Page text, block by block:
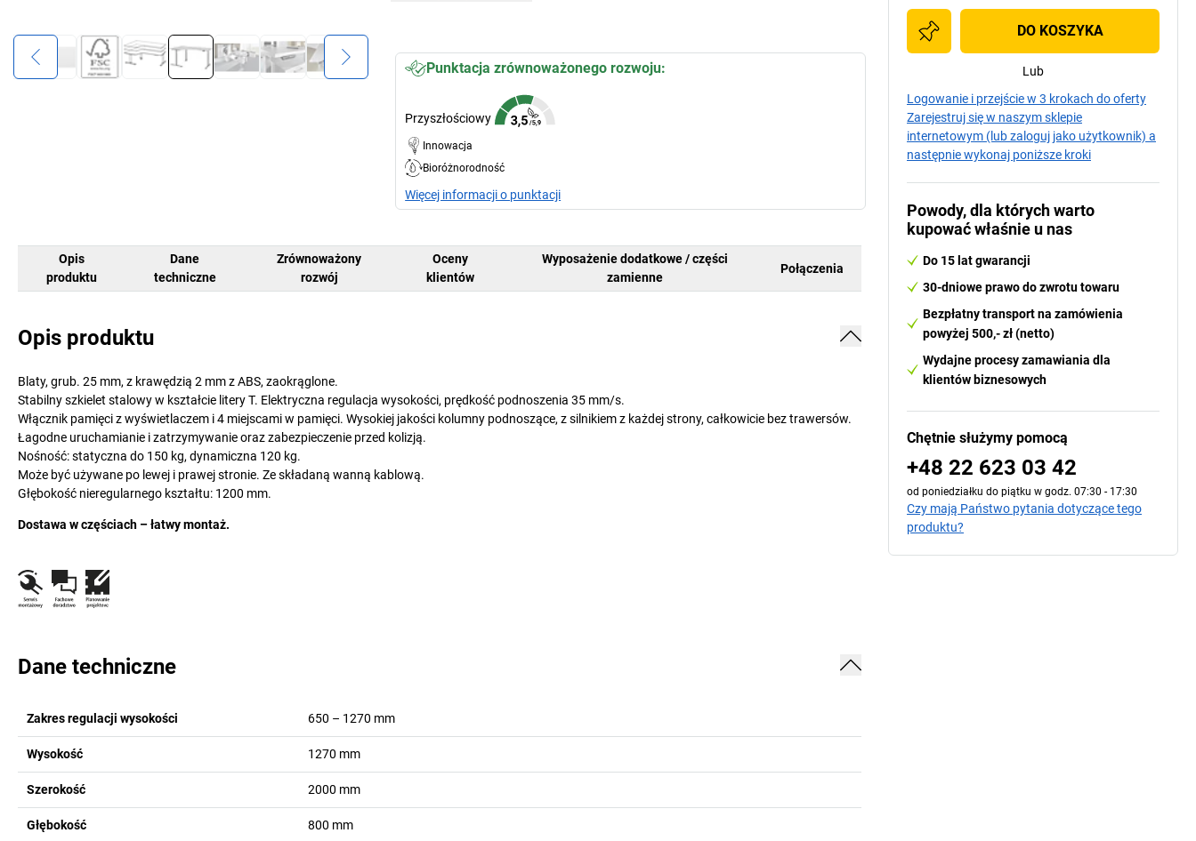
Punktacja zrównoważonego rozwoju:
Przyszłościowy
Innowacja
Bioróżnorodność
Więcej informacji o punktacji
Opis
produktu
Dane
techniczne
Zrównoważony
rozwój
Oceny
klientów
Wyposażenie dodatkowe / części
zamienne
Połączenia
Opis produktu
Blaty, grub. 25 mm, z krawędzią 2 mm z ABS, zaokrąglone.
Stabilny szkielet stalowy w kształcie litery T. Elektryczna regulacja wysokości, prędkość podnoszenia 35 mm/s.
Włącznik pamięci z wyświetlaczem i 4 miejscami w pamięci. Wysokiej jakości kolumny podnoszące, z silnikiem z każdej strony, całkowicie bez trawersów.
Łagodne uruchamianie i zatrzymywanie oraz zabezpieczenie przed kolizją.
Nośność: statyczna do 150 kg, dynamiczna 120 kg.
Może być używane po lewej i prawej stronie. Ze składaną wanną kablową.
Głębokość nieregularnego kształtu: 1200 mm.
Dostawa w częściach – łatwy montaż.
Dane techniczne
Zakres regulacji wysokości 650 – 1270 mm
Wysokość 1270 mm
Szerokość 2000 mm
Głębokość 800 mm
DO KOSZYKA
Lub
Logowanie i przejście w 3 krokach do oferty
Zarejestruj się w naszym sklepie
internetowym (lub zaloguj jako użytkownik) a
następnie wykonaj poniższe kroki
Powody, dla których warto
kupować właśnie u nas
Do 15 lat gwarancji
30-dniowe prawo do zwrotu towaru
Bezpłatny transport na zamówienia
powyżej 500,- zł (netto)
Wydajne procesy zamawiania dla
klientów biznesowych
Chętnie służymy pomocą
+48 22 623 03 42
od poniedziałku do piątku w godz. 07:30 - 17:30
Czy mają Państwo pytania dotyczące tego
produktu?